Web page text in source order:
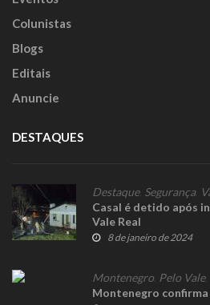
Colunistas
Blogs
Editais
Anuncie
DESTAQUES
Destaque, Segurança,
Casal é detido após
Vale Real
8 de janeiro de 2024
Montenegro Pelo Vale,
Montenegro